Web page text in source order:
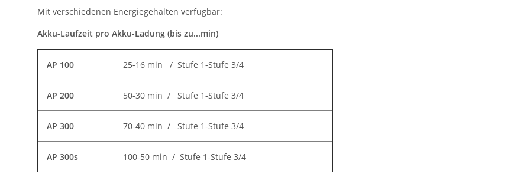
Mit verschiedenen Energiegehalten verfügbar:
Akku-Laufzeit pro Akku-Ladung (bis zu...min)
AP 100 25-16 min / Stufe 1-Stufe 3/4
AP 200 50-30 min / Stufe 1-Stufe 3/4
AP 300 70-40 min / Stufe 1-Stufe 3/4
AP 300s 100-50 min / Stufe 1-Stufe 3/4